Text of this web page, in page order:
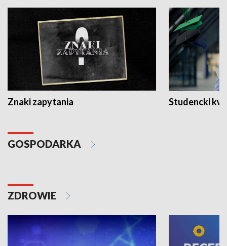
Znaki zapytania Studencki
GOSPODARKA
ZDROWIE